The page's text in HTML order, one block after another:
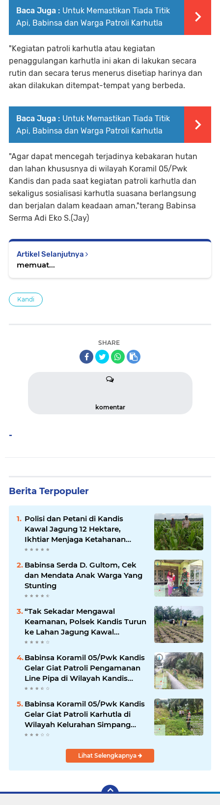
Baca Juga : Untuk Memastikan Tiada Titik
Api, Babinsa dan Warga Patroli Karhutla
"Kegiatan patroli karhutla atau kegiatan
penaggulangan karhutla ini akan di lakukan secara
rutin dan secara terus menerus disetiap harinya dan
akan dilakukan ditempat-tempat yang berbeda.
Baca Juga : Untuk Memastikan Tiada Titik
Api, Babinsa dan Warga Patroli Karhutla
"Agar dapat mencegah terjadinya kebakaran hutan
dan lahan khususnya di wilayah Koramil 05/Pwk
Kandis dan pada saat kegiatan patroli karhutla dan
sekaligus sosialisasi karhutla suasana berlangsung
dan berjalan dalam keadaan aman,"terang Babinsa
Serma Adi Eko S.(Jay)
Artikel Selanjutnya
memuat...
Kandi
SHARE
komentar
-
Berita Terpopuler
Polisi dan Petani di Kandis
Kawal Jagung 12 Hektare,
Ikhtiar Menjaga Ketahanan
Pangan
Babinsa Serda D. Gultom, Cek
dan Mendata Anak Warga Yang
Stunting
“Tak Sekadar Mengawal
Keamanan, Polsek Kandis Turun
ke Lahan Jagung Kawal
Ketahanan Pangan
Babinsa Koramil 05/Pwk Kandis
Gelar Giat Patroli Pengamanan
Line Pipa di Wilayah Kandis
Kandis
Babinsa Koramil 05/Pwk Kandis
Gelar Giat Patroli Karhutla di
Wilayah Kelurahan Simpang
Belutu
Lihat Selengkapnya